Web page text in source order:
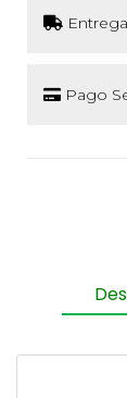
Pago